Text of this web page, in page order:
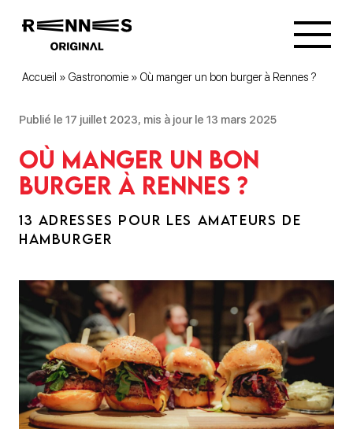
Accueil » Gastronomie » Où manger un bon burger à Rennes ?
Publié le 17 juillet 2023, mis à jour le 13 mars 2025
Où manger un bon
burger à Rennes ?
13 ADRESSES POUR LES AMATEURS DE
HAMBURGER